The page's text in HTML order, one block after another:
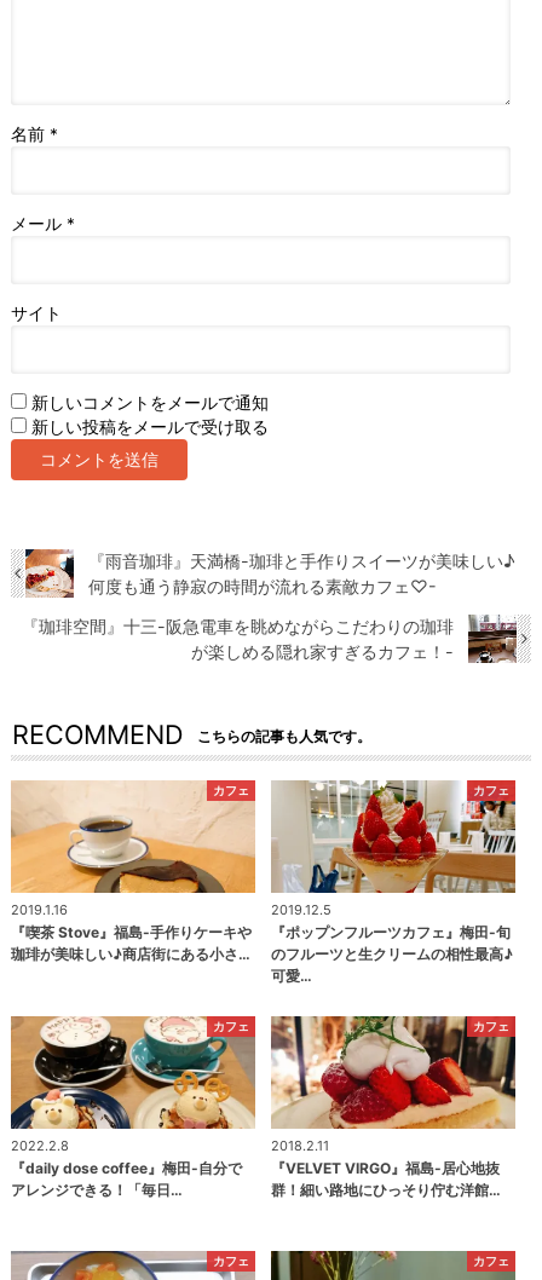
名前 *
メール *
サイト
新しいコメントをメールで通知
新しい投稿をメールで受け取る
『雨音珈琲』天満橋-珈琲と手作りスイーツが美味しい♪
何度も通う静寂の時間が流れる素敵カフェ♡-
『珈琲空間』十三-阪急電車を眺めながらこだわりの珈琲
が楽しめる隠れ家すぎるカフェ！-
RECOMMEND こちらの記事も人気です。
カフェ
2019.1.16
『喫茶 Stove』福島-手作りケーキや
珈琲が美味しい♪商店街にある小さ…
カフェ
2019.12.5
『ポップンフルーツカフェ』梅田-旬
のフルーツと生クリームの相性最高♪
可愛…
カフェ
2022.2.8
『daily dose coffee』梅田-自分で
アレンジできる！「毎日…
カフェ
2018.2.11
『VELVET VIRGO』福島-居心地抜
群！細い路地にひっそり佇む洋館…
カフェ カフェ